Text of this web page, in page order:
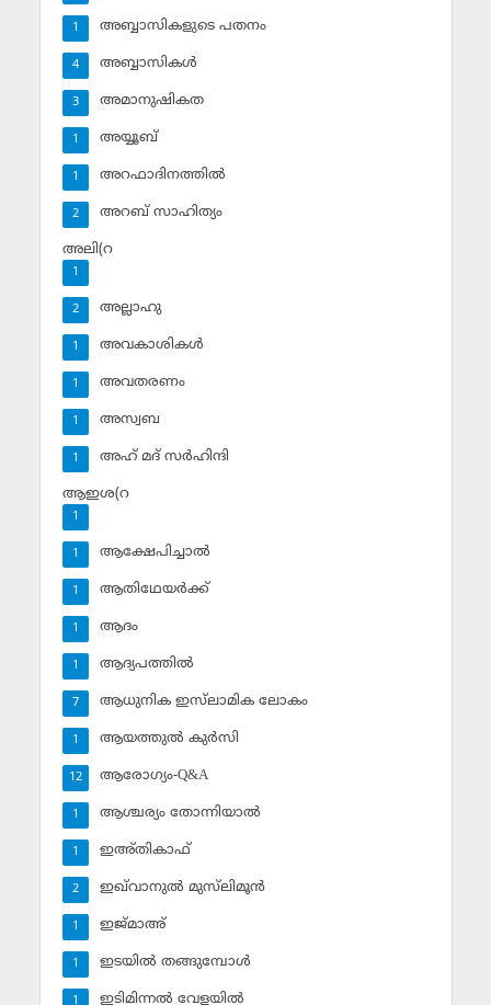
അബ്ബാസികളുടെ പതനം
1
അബ്ബാസികള്‍
4
അമാനുഷികത
3
അയ്യൂബ്‌
1
അറഫാദിനത്തില്‍
1
അറബ് സാഹിത്യം
2
അലി(റ
1
അല്ലാഹു
2
അവകാശികള്‍
1
അവതരണം
1
അസ്വബ
1
അഹ് മദ് സര്‍ഹിന്ദി
1
ആഇശ(റ
1
ആക്ഷേപിച്ചാല്‍
1
ആതിഥേയര്‍ക്ക്
1
ആദം
1
ആദ്യപത്തില്‍
1
ആധുനിക ഇസ്‌ലാമിക ലോകം
7
ആയത്തുല്‍ കുര്‍സി
1
ആരോഗ്യം-Q&A
12
ആശ്ചര്യം തോന്നിയാല്‍
1
ഇഅ്തികാഫ്‌
1
ഇഖ്‌വാനുല്‍ മുസ്‌ലിമൂന്‍
2
ഇജ്മാഅ്
1
ഇടയില്‍ തങ്ങുമ്പോള്‍
1
ഇടിമിന്നല്‍ വേളയില്‍
1